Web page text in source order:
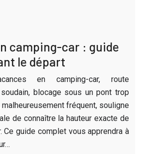
camping-car : guide
le départ
en camping-car, route
blocage sous un pont trop
fréquent, souligne
de connaître la hauteur exacte de
Ce guide complet vous apprendra à